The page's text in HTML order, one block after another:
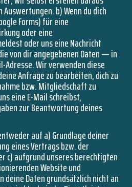
b) Wenn du dich
Forms) für eine
oder eine
oder uns eine Nachricht
von dir angegebenen Daten — in
Adresse. Wir verwenden diese
Anfrage zu bearbeiten, dich zu
bzw. Mitgliedschaft zu
eine E-Mail schreibst,
zur Beantwortung deines
auf a) Grundlage deiner
eines Vertrags bzw. der
c) aufgrund unseres berechtigten
Website und
deine Daten grundsätzlich nicht an